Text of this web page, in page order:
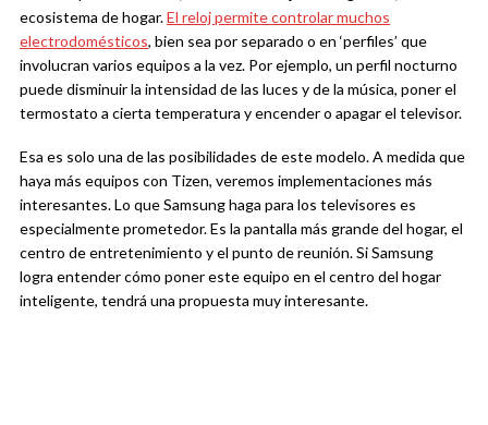
ecosistema de hogar.El reloj permite controlar muchos
electrodomésticos, bien sea por separado o en ‘perfiles’ que
involucran varios equipos a la vez. Por ejemplo, un perfil nocturno
puede disminuir la intensidad de las luces y de la música, poner el
termostato a cierta temperatura y encender o apagar el televisor.
Esa es solo una de las posibilidades de este modelo. A medida que
haya más equipos con Tizen, veremos implementaciones más
interesantes. Lo que Samsung haga para los televisores es
especialmente prometedor. Es la pantalla más grande del hogar, el
centro de entretenimiento y el punto de reunión. Si Samsung
logra entender cómo poner este equipo en el centro del hogar
inteligente, tendrá una propuesta muy interesante.